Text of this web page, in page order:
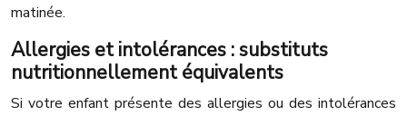
matinée.
Allergies et intolérances : substituts
nutritionnellement équivalents
Si votre enfant présente des allergies ou des intolérances